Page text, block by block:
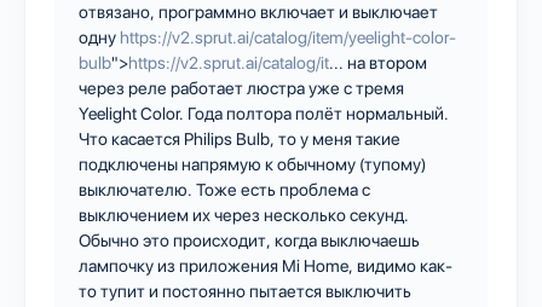
отвязано, программно включает и выключает
одну https://v2.sprut.ai/catalog/item/yeelight-color-
bulb">https://v2.sprut.ai/catalog/it... на втором
через реле работает люстра уже с тремя
Yeelight Color. Года полтора полёт нормальный.
Что касается Philips Bulb, то у меня такие
подключены напрямую к обычному (тупому)
выключателю. Тоже есть проблема с
выключением их через несколько секунд.
Обычно это происходит, когда выключаешь
лампочку из приложения Mi Home, видимо как-
то тупит и постоянно пытается выключить